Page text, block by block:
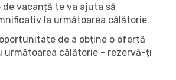
de vacanță te va ajuta să
la următoarea călătorie.
de a obține o ofertă
următoarea călătorie - rezervă-ți